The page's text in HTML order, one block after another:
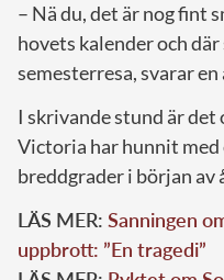
– Nä du, det är nog fint
hovets kalender och
semesterresa, svarar en
I skrivande stund är
Victoria har hunnit
breddgrader i början av
LÄS MER: Sanningen
uppbrott: ”En tragedi”